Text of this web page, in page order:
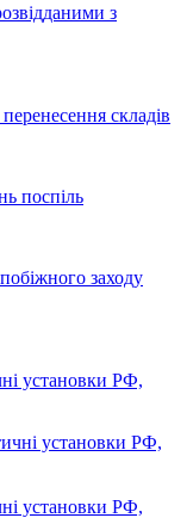
з
складів
поспіль
заходу
установки РФ,
установки РФ,